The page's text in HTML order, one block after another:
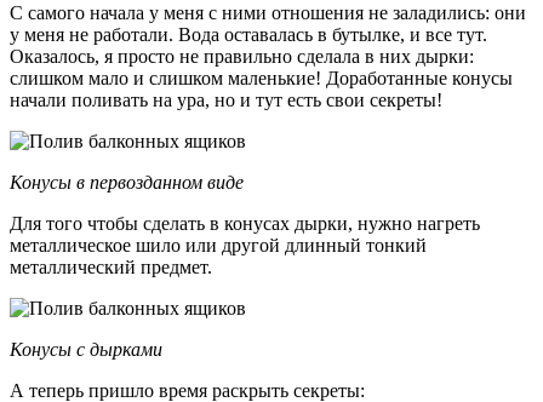
С самого начала у меня с ними отношения не заладились: они
у меня не работали. Вода оставалась в бутылке, и все тут.
Оказалось, я просто не правильно сделала в них дырки:
слишком мало и слишком маленькие! Доработанные конусы
начали поливать на ура, но и тут есть свои секреты!
Конусы в первозданном виде
Для того чтобы сделать в конусах дырки, нужно нагреть
металлическое шило или другой длинный тонкий
металлический предмет.
Конусы с дырками
А теперь пришло время раскрыть секреты: